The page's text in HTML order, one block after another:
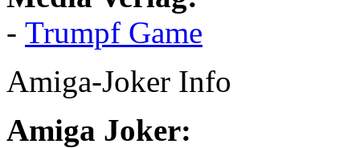
- Trumpf Game
Amiga-Joker Info
Amiga Joker: